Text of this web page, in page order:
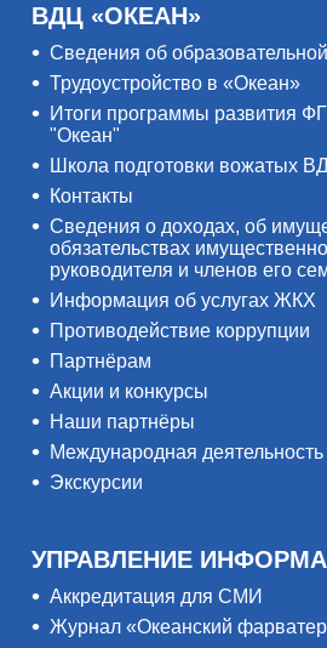
ВДЦ «ОКЕАН»
Сведения об
Трудоустройство в «Океан»
Итоги программы развития
"Океан"
Школа подготовки вожатых
Контакты
Сведения о доходах, об
обязательствах
руководителя и членов его
Информация об услугах ЖКХ
Противодействие коррупции
Партнёрам
Акции и конкурсы
Наши партнёры
Международная деятельность
Экскурсии
УПРАВЛЕНИЕ
Аккредитация для СМИ
Журнал «Океанский